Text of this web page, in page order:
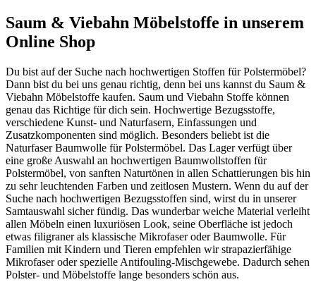
Saum & Viebahn Möbelstoffe in unserem
Online Shop
Du bist auf der Suche nach hochwertigen Stoffen für Polstermöbel?
Dann bist du bei uns genau richtig, denn bei uns kannst du Saum &
Viebahn Möbelstoffe kaufen. Saum und Viebahn Stoffe können
genau das Richtige für dich sein. Hochwertige Bezugsstoffe,
verschiedene Kunst- und Naturfasern, Einfassungen und
Zusatzkomponenten sind möglich. Besonders beliebt ist die
Naturfaser Baumwolle für Polstermöbel. Das Lager verfügt über
eine große Auswahl an hochwertigen Baumwollstoffen für
Polstermöbel, von sanften Naturtönen in allen Schattierungen bis hin
zu sehr leuchtenden Farben und zeitlosen Mustern. Wenn du auf der
Suche nach hochwertigen Bezugsstoffen sind, wirst du in unserer
Samtauswahl sicher fündig. Das wunderbar weiche Material verleiht
allen Möbeln einen luxuriösen Look, seine Oberfläche ist jedoch
etwas filigraner als klassische Mikrofaser oder Baumwolle. Für
Familien mit Kindern und Tieren empfehlen wir strapazierfähige
Mikrofaser oder spezielle Antifouling-Mischgewebe. Dadurch sehen
Polster- und Möbelstoffe lange besonders schön aus.